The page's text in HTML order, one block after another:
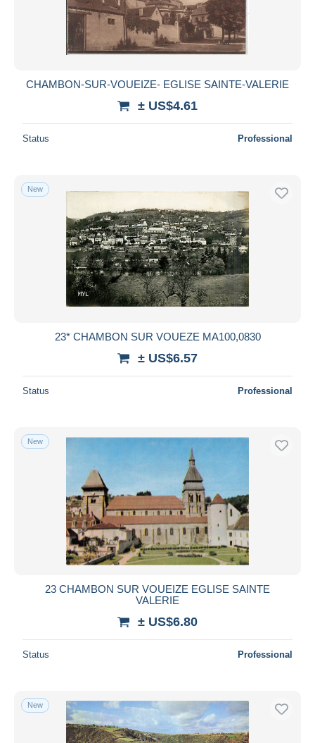
CHAMBON-SUR-VOUEIZE- EGLISE SAINTE-VALERIE
± US$4.61
Status Professional
New
23* CHAMBON SUR VOUEZE MA100,0830
± US$6.57
Status Professional
New
23 CHAMBON SUR VOUEIZE EGLISE SAINTE
VALERIE
± US$6.80
Status Professional
New